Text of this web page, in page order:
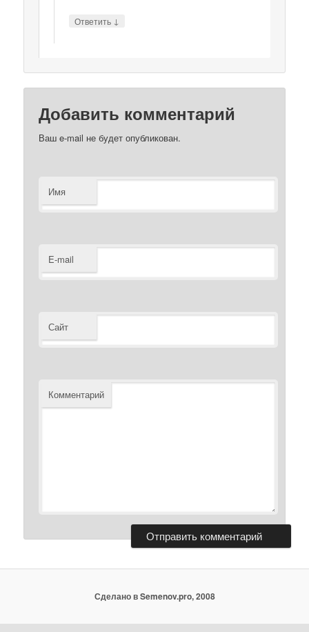
Ответить ↓
Добавить комментарий
Ваш e-mail не будет опубликован.
Имя
E-mail
Сайт
Комментарий
Сделано в Semenov.pro, 2008